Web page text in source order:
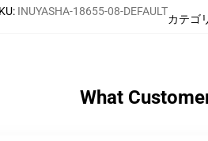
: INUYASHA-18655-08-DEFAULT
カテゴ
What